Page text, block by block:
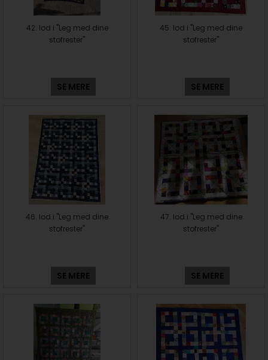
42. lod i "Leg med dine
stofrester"
SE MERE
45. lod i "Leg med dine
stofrester"
SE MERE
46. lod i "Leg med dine
stofrester"
SE MERE
47. lod i "Leg med dine
stofrester"
SE MERE